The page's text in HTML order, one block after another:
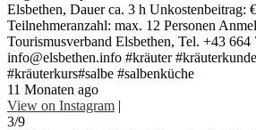
Elsbethen, Dauer ca. 3 h Unkostenbeitrag:
Teilnehmeranzahl: max. 12 Personen
Tourismusverband Elsbethen, Tel. +43 664
info@elsbethen.info #kräuter
#kräuterkurs#salbe #salbenküche
11 Monaten ago
View on Instagram |
3/9